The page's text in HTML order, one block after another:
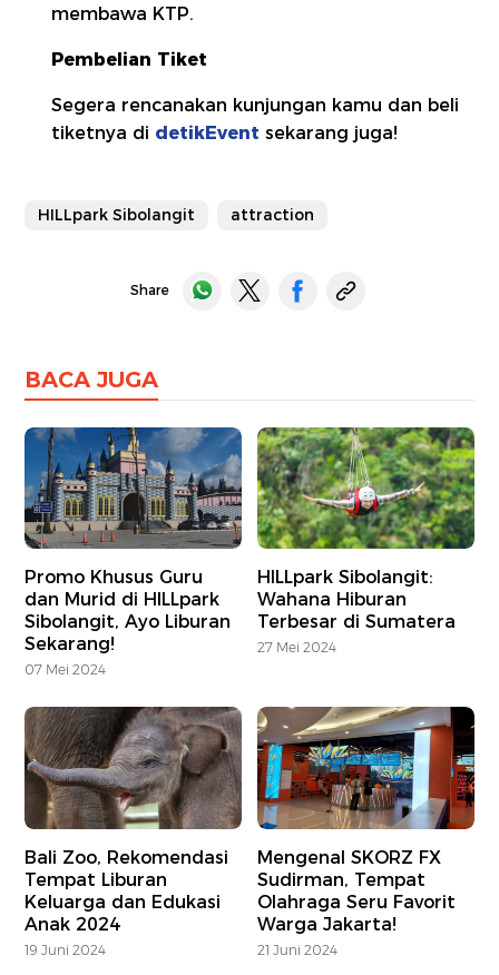
membawa KTP.
Pembelian Tiket
Segera rencanakan kunjungan kamu dan beli
tiketnya di detikEvent sekarang juga!
HILLpark Sibolangit attraction
Share
BACA JUGA
Promo Khusus Guru
dan Murid di HILLpark
Sibolangit, Ayo Liburan
Sekarang!
07 Mei 2024
HILLpark Sibolangit:
Wahana Hiburan
Terbesar di Sumatera
27 Mei 2024
Bali Zoo, Rekomendasi
Tempat Liburan
Keluarga dan Edukasi
Anak 2024
19 Juni 2024
Mengenal SKORZ FX
Sudirman, Tempat
Olahraga Seru Favorit
Warga Jakarta!
21 Juni 2024